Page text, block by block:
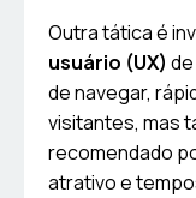
Outra tática é
usuário (UX)
de navegar,
visitantes, mas
recomendado
atrativo e